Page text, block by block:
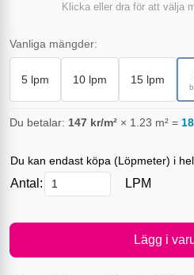
Klicka eller dra för att välja
Vanliga mängder:
5 lpm 10 lpm 15 lpm
Du betalar: 147 kr/m² × 1.23 m² =
Du kan endast köpa (Löpmeter) i
Antal: LPM
Lägg i